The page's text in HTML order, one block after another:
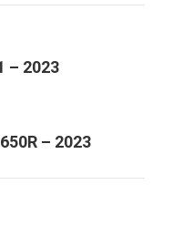
– 2023
– 2023